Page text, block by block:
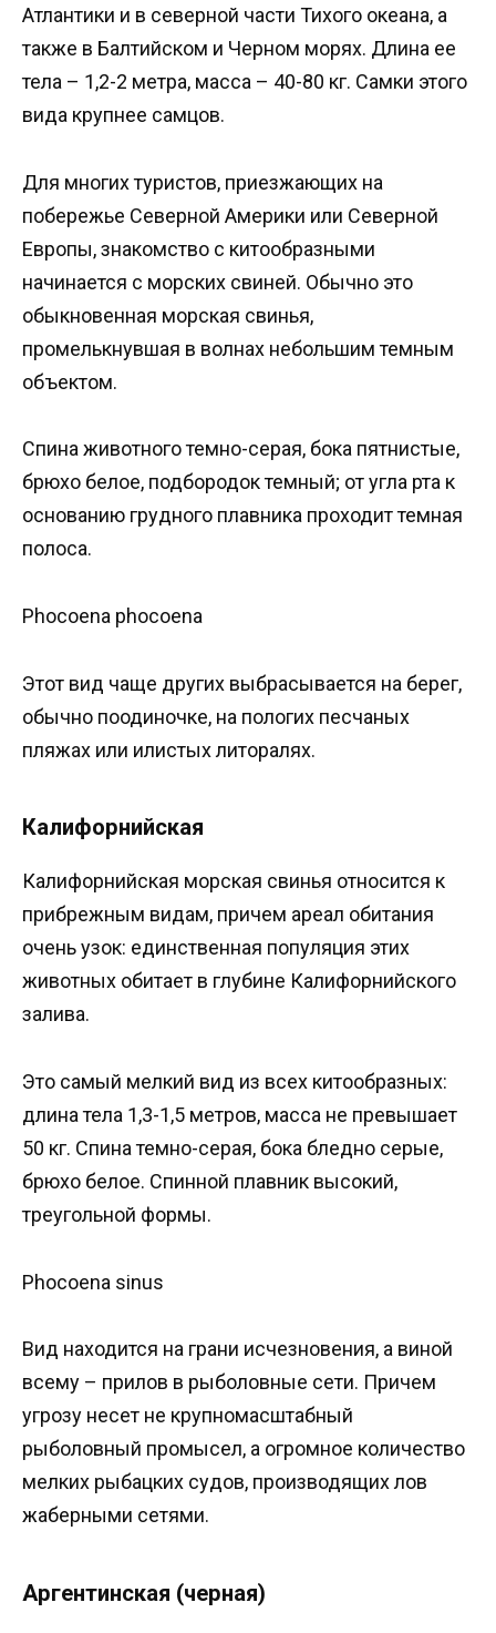
Атлантики и в северной части Тихого океана, а
также в Балтийском и Черном морях. Длина ее
тела – 1,2-2 метра, масса – 40-80 кг. Самки этого
вида крупнее самцов.
Для многих туристов, приезжающих на
побережье Северной Америки или Северной
Европы, знакомство с китообразными
начинается с морских свиней. Обычно это
обыкновенная морская свинья,
промелькнувшая в волнах небольшим темным
объектом.
Спина животного темно-серая, бока пятнистые,
брюхо белое, подбородок темный; от угла рта к
основанию грудного плавника проходит темная
полоса.
Phocoena phocoena
Этот вид чаще других выбрасывается на берег,
обычно поодиночке, на пологих песчаных
пляжах или илистых литоралях.
Калифорнийская
Калифорнийская морская свинья относится к
прибрежным видам, причем ареал обитания
очень узок: единственная популяция этих
животных обитает в глубине Калифорнийского
залива.
Это самый мелкий вид из всех китообразных:
длина тела 1,3-1,5 метров, масса не превышает
50 кг. Спина темно-серая, бока бледно серые,
брюхо белое. Спинной плавник высокий,
треугольной формы.
Phocoena sinus
Вид находится на грани исчезновения, а виной
всему – прилов в рыболовные сети. Причем
угрозу несет не крупномасштабный
рыболовный промысел, а огромное количество
мелких рыбацких судов, производящих лов
жаберными сетями.
Аргентинская (черная)